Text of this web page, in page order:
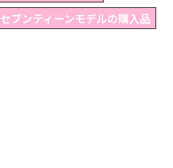
セブンティーンモデルの購入品